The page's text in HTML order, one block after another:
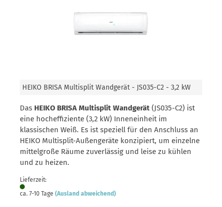
HEIKO BRISA Multisplit Wandgerät - JS035-C2 - 3,2 kW
Das HEIKO BRISA Multisplit Wandgerät (JS035-C2) ist
eine hocheffiziente (3,2 kW) Inneneinheit im
klassischen Weiß. Es ist speziell für den Anschluss an
HEIKO Multisplit-Außengeräte konzipiert, um einzelne
mittelgroße Räume zuverlässig und leise zu kühlen
und zu heizen.
Lieferzeit:
ca. 7-10 Tage (Ausland abweichend)